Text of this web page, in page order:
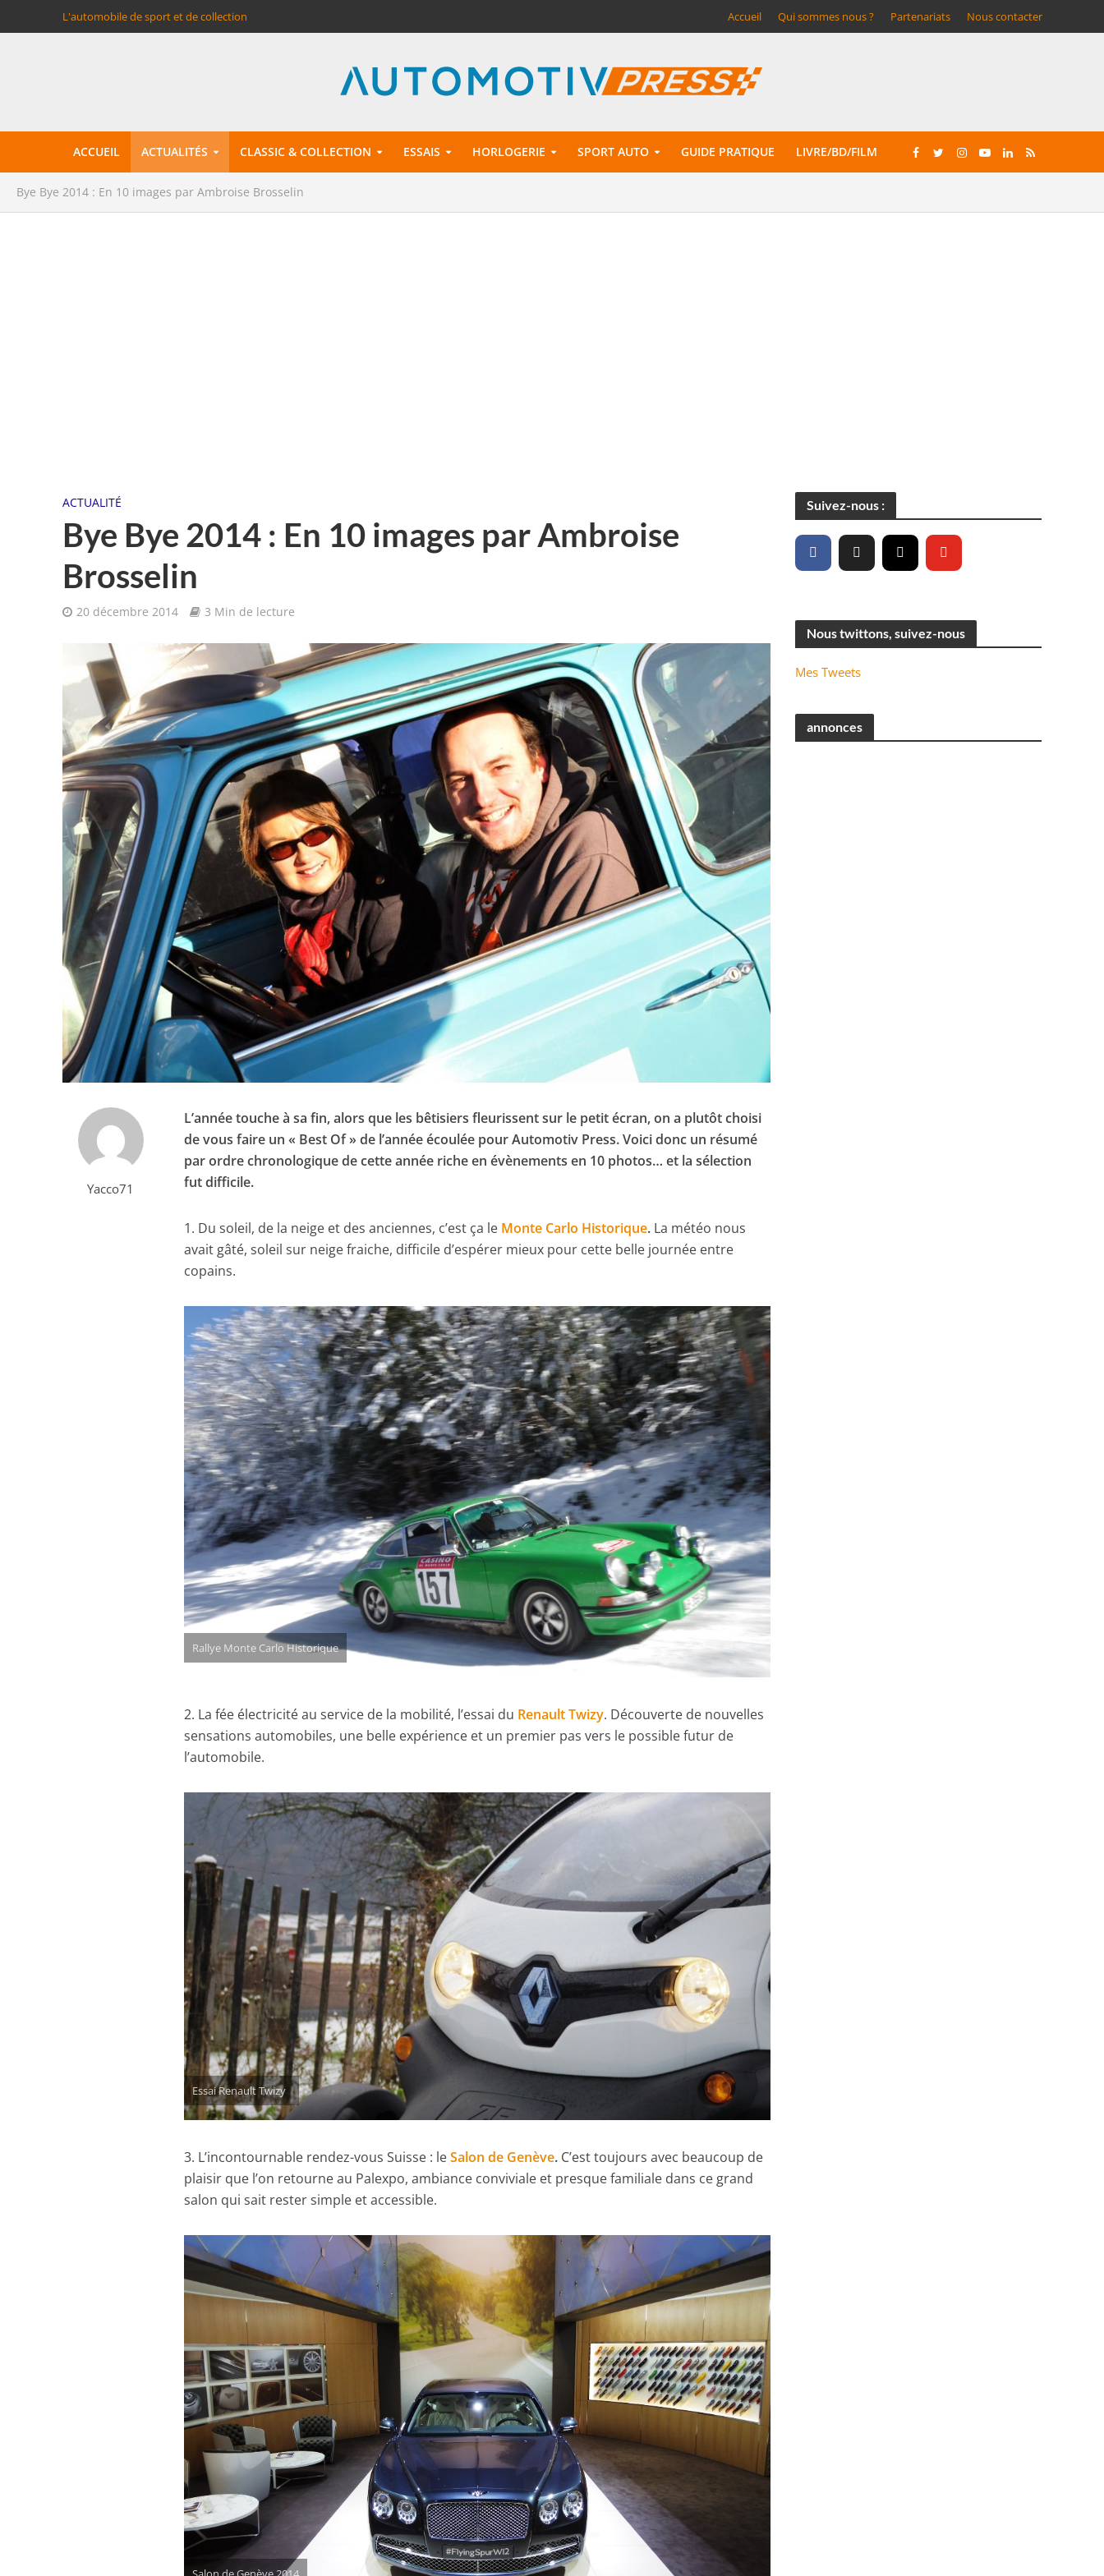
L'automobile de sport et de collection Accueil Qui sommes nous ? Partenariats Nous contacter
ACCUEIL ACTUALITÉS CLASSIC & COLLECTION ESSAIS HORLOGERIE SPORT AUTO GUIDE PRATIQUE LIVRE/BD/FILM
Bye Bye 2014 : En 10 images par Ambroise Brosselin
ACTUALITÉ
Bye Bye 2014 : En 10 images par Ambroise
Brosselin
20 décembre 2014 3 Min de lecture
Yacco71
L’année touche à sa fin, alors que les bêtisiers fleurissent sur le petit écran, on a plutôt choisi
de vous faire un « Best Of » de l’année écoulée pour Automotiv Press. Voici donc un résumé
par ordre chronologique de cette année riche en évènements en 10 photos… et la sélection
fut difficile.
1. Du soleil, de la neige et des anciennes, c’est ça le Monte Carlo Historique. La météo nous
avait gâté, soleil sur neige fraiche, difficile d’espérer mieux pour cette belle journée entre
copains.
Rallye Monte Carlo Historique
2. La fée électricité au service de la mobilité, l’essai du RenaultTwizy. Découverte de nouvelles
sensations automobiles, une belle expérience et un premier pas vers le possible futur de
l’automobile.
Essai Renault Twizy
3. L’incontournable rendez-vous Suisse : leSalon de Genève. C’est toujours avec beaucoup de
plaisir que l’on retourne au Palexpo, ambiance conviviale et presque familiale dans ce grand
salon qui sait rester simple et accessible.
Suivez-nous :
Nous twittons, suivez-nous
Mes Tweets
annonces